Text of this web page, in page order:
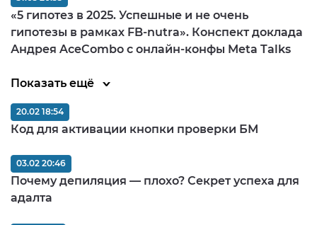
«5 гипотез в 2025. Успешные и не очень
гипотезы в рамках FB-nutra». Конспект доклада
Андрея AceCombo с онлайн-конфы Meta Talks
Показать ещё
Код для активации кнопки проверки БМ
20.02 18:54
Почему депиляция — плохо? Секрет успеха для
адалта
03.02 20:46